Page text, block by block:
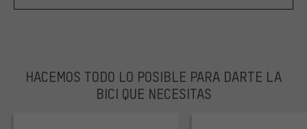
HACEMOS TODO LO POSIBLE PARA DARTE LA
BICI QUE NECESITAS